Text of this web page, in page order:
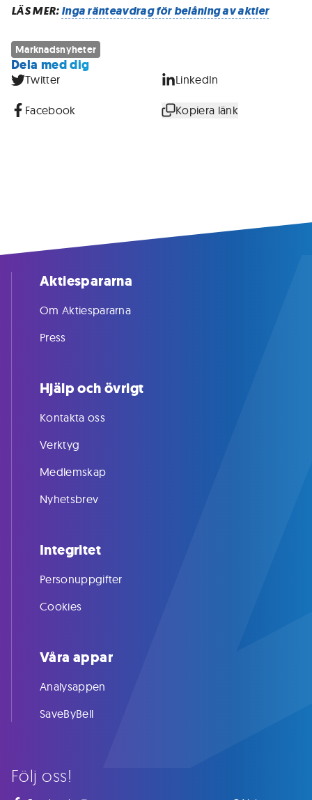
LÄS MER:Inga ränteavdrag för belåning av aktier
Marknadsnyheter
Dela med dig
Twitter LinkedIn
Facebook Kopiera länk
Följ oss!
Aktiespararna
Om Aktiespararna
Press
Hjälp och övrigt
Kontakta oss
Verktyg
Medlemskap
Nyhetsbrev
Integritet
Personuppgifter
Cookies
Våra appar
Analysappen
SaveByBell